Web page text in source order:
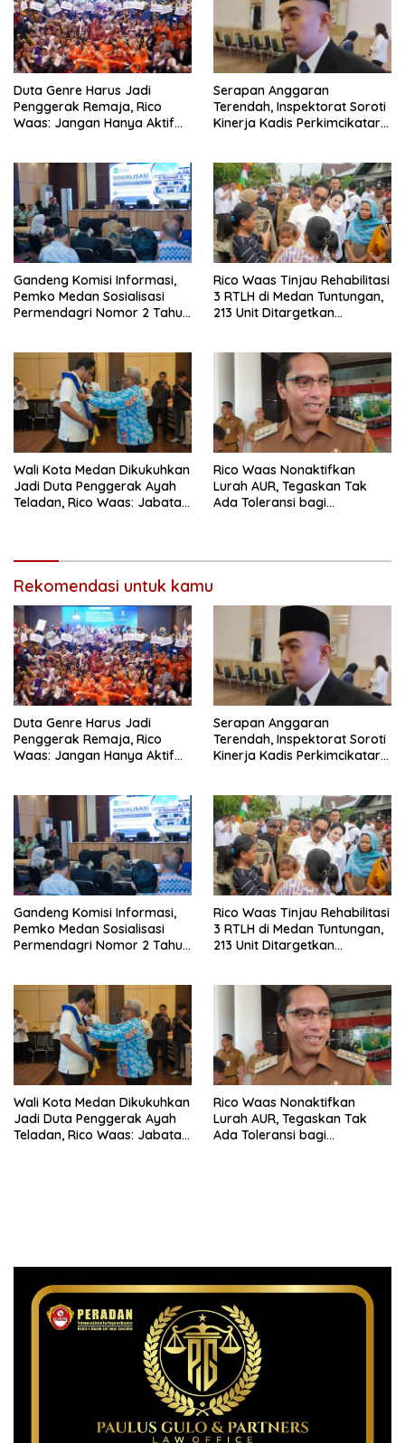
Duta Genre Harus Jadi
Penggerak Remaja, Rico
Waas: Jangan Hanya Aktif
Serapan Anggaran
Terendah, Inspektorat Soroti
Kinerja Kadis Perkimcikataru
Gandeng Komisi Informasi,
Pemko Medan Sosialisasi
Permendagri Nomor 2 Tahun
Rico Waas Tinjau Rehabilitasi
3 RTLH di Medan Tuntungan,
213 Unit Ditargetkan
Wali Kota Medan Dikukuhkan
Jadi Duta Penggerak Ayah
Teladan, Rico Waas: Jabatan
Rico Waas Nonaktifkan
Lurah AUR, Tegaskan Tak
Ada Toleransi bagi
Rekomendasi untuk kamu
Duta Genre Harus Jadi
Penggerak Remaja, Rico
Waas: Jangan Hanya Aktif
Serapan Anggaran
Terendah, Inspektorat Soroti
Kinerja Kadis Perkimcikataru
Gandeng Komisi Informasi,
Pemko Medan Sosialisasi
Permendagri Nomor 2 Tahun
Rico Waas Tinjau Rehabilitasi
3 RTLH di Medan Tuntungan,
213 Unit Ditargetkan
Wali Kota Medan Dikukuhkan
Jadi Duta Penggerak Ayah
Teladan, Rico Waas: Jabatan
Rico Waas Nonaktifkan
Lurah AUR, Tegaskan Tak
Ada Toleransi bagi